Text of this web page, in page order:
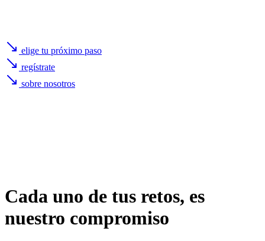
elige tu próximo paso
regístrate
sobre nosotros
Cada uno de tus retos, es
nuestro compromiso